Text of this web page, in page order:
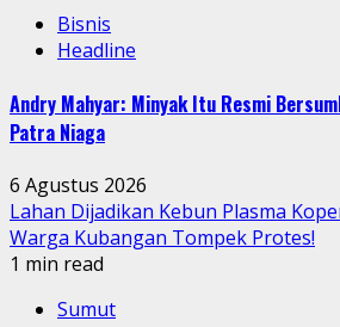
Bisnis
Headline
Andry Mahyar: Minyak Itu Resmi
Patra Niaga
6 Agustus 2026
Lahan Dijadikan Kebun Plasma
Warga Kubangan Tompek Protes!
1 min read
Sumut